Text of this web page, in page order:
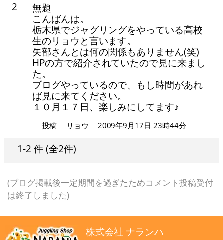
2
無題
こんばんは。
栃木県でジャグリングをやっている高校
生のリョウと言います。
矢部さんとは何の関係もありません(笑)
HPの方で紹介されていたので見に来まし
た。
ブログやっているので、もし時間があれ
ば見に来てください。
１０月１７日、楽しみにしてます♪
投稿 リョウ 2009年9月17日 23時44分
1-2 件 (全2件)
(ブログ掲載後一定期間を過ぎたためコメント投稿受付
は終了しました)
株式会社 ナランハ